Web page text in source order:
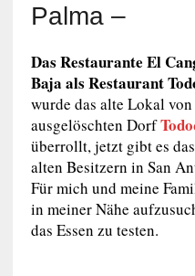
Palma –
Das Restaurante El
Baja als Restaurant
wurde das alte Lokal
ausgelöschten Dorf
überrollt, jetzt gibt es
alten Besitzern in San
Für mich und meine
in meiner Nähe
das Essen zu testen.